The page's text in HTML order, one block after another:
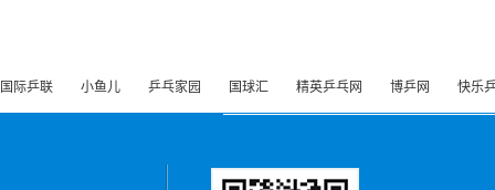
国际乒联 小鱼儿 乒乓家园 国球汇 精英乒乓网 博乒网 快乐